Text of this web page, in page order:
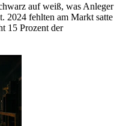
auf weiß, was Anleger
2024 fehlten am Markt satte
15 Prozent der